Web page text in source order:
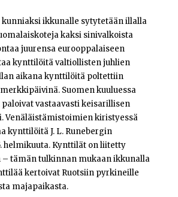
ikkunalle sytytetään illalla
kaksi sinivalkoista
juurensa eurooppalaiseen
kynttilöitä valtiollisten juhlien
aikana kynttilöitä poltettiin
Suomen kuuluessa
vastaavasti keisarillisen
Venäläistämistoimien kiristyessä
kynttilöitä J. L. Runebergin
helmikuuta. Kynttilät on liitetty
tämän tulkinnan mukaan ikkunalla
kertoivat Ruotsiin pyrkineille
majapaikasta.